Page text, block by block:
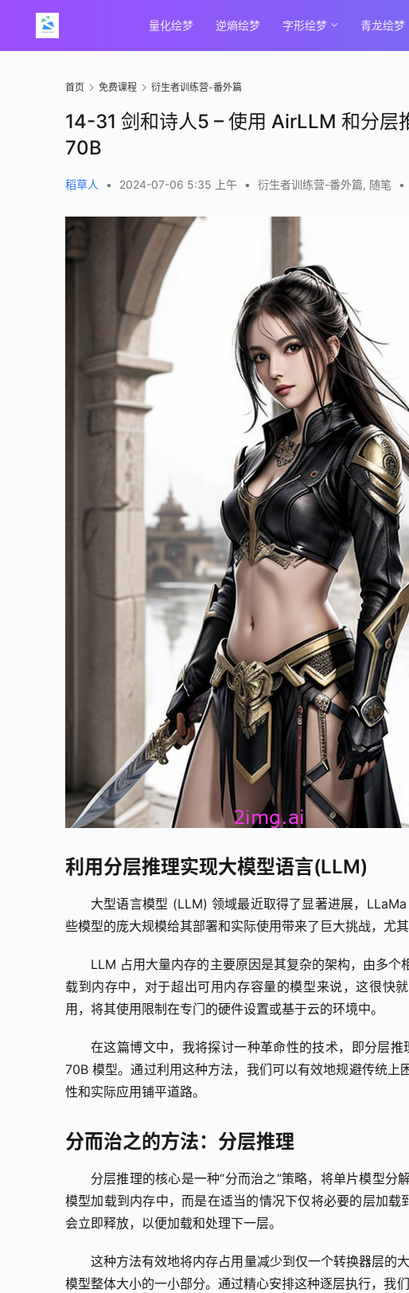
量化绘梦 逆熵绘梦 字形绘梦 青龙绘梦
首页 免费课程 衍生者训练营-番外篇
14-31 剑和诗人5 – 使用 AirLLM 和分
70B
稻草人 • 2024-07-06 5:35 上午 • 衍生者训练营-番外篇, 随笔 •
利用分层推理实现大模型语言(LLM)
大型语言模型 (LLM) 领域最近取得了显著进展，
些模型的庞大规模给其部署和实际使用带来了巨大挑战，尤
LLM 占用大量内存的主要原因是其复杂的架构，由多
载到内存中，对于超出可用内存容量的模型来说，这很快
用，将其使用限制在专门的硬件设置或基于云的环境中。
在这篇博文中，我将探讨一种革命性的技术，即分层
70B 模型。通过利用这种方法，我们可以有效地规避传统
性和实际应用铺平道路。
分而治之的方法：分层推理
分层推理的核心是一种“分而治之”策略，将单片模型
模型加载到内存中，而是在适当的情况下仅将必要的层加
会立即释放，以便加载和处理下一层。
这种方法有效地将内存占用量减少到仅一个转换器层
模型整体大小的一小部分。通过精心安排这种逐层执行，我